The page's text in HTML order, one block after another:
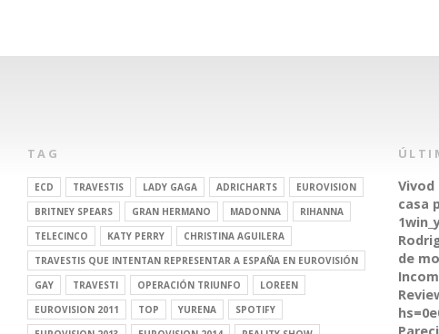
TAG
ECD TRAVESTIS LADY GAGA ADRICHARTS
EUROVISION
BRITNEY SPEARS
GRAN HERMANO MADONNA
RIHANNA
TELECINCO
KATY PERRY
CHRISTINA AGUILERA
TRAVESTIS QUE INTENTAN REPRESENTAR A ESPAÑA EN EUROVISIÓN
GAY
TRAVESTI OPERACIÓN TRIUNFO
LOREEN
EUROVISION 2011
TOP YURENA
SPOTIFY
Vivod
casa
de